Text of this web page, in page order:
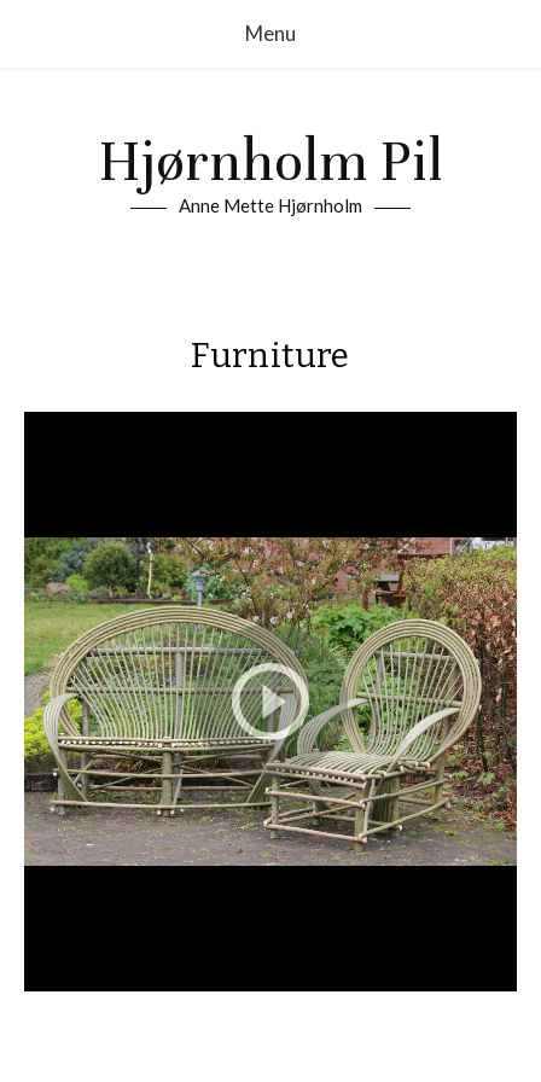
Menu
Hjørnholm Pil
Anne Mette Hjørnholm
Furniture